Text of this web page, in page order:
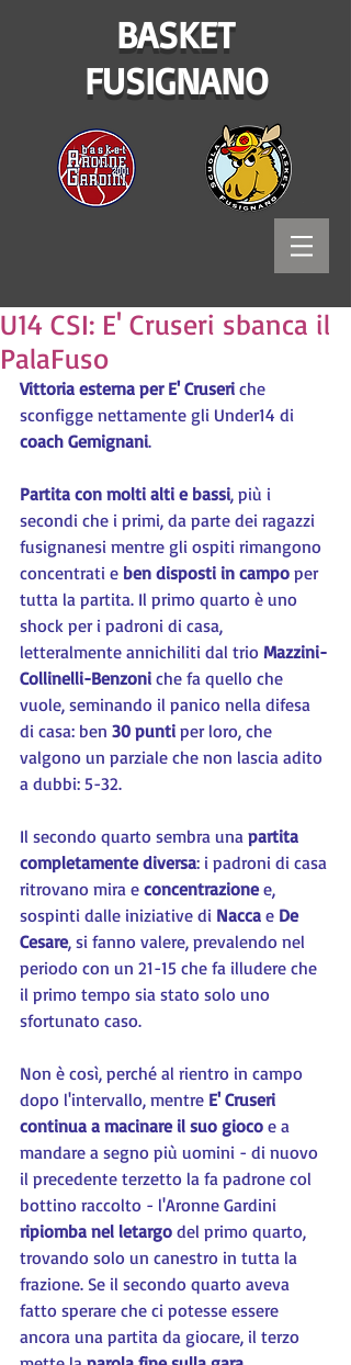
BASKET
FUSIGNANO
U14 CSI: E' Cruseri sbanca il
PalaFuso
Vittoria esterna per E' Cruseri che
sconfigge nettamente gli Under14 di
coach Gemignani.
Partita con molti alti e bassi, più i
secondi che i primi, da parte dei ragazzi
fusignanesi mentre gli ospiti rimangono
concentrati e ben disposti in campo per
tutta la partita. Il primo quarto è uno
shock per i padroni di casa,
letteralmente annichiliti dal trio Mazzini-
Collinelli-Benzoni che fa quello che
vuole, seminando il panico nella difesa
di casa: ben 30 punti per loro, che
valgono un parziale che non lascia adito
a dubbi: 5-32.
Il secondo quarto sembra una partita
completamente diversa: i padroni di casa
ritrovano mira e concentrazione e,
sospinti dalle iniziative di Nacca e De
Cesare, si fanno valere, prevalendo nel
periodo con un 21-15 che fa illudere che
il primo tempo sia stato solo uno
sfortunato caso.
Non è così, perché al rientro in campo
dopo l'intervallo, mentre E' Cruseri
continua a macinare il suo gioco e a
mandare a segno più uomini - di nuovo
il precedente terzetto la fa padrone col
bottino raccolto - l'Aronne Gardini
ripiomba nel letargo del primo quarto,
trovando solo un canestro in tutta la
frazione. Se il secondo quarto aveva
fatto sperare che ci potesse essere
ancora una partita da giocare, il terzo